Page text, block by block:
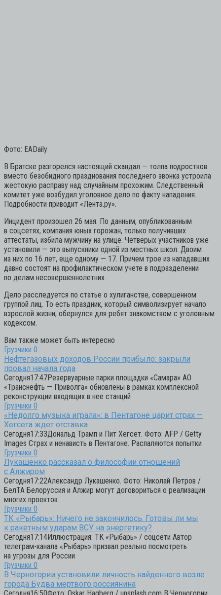
Фото: EADaily
В Братске разгорелся настоящий скандал — толпа подростков
вместо безобидного празднования последнего звонка устроила
жестокую расправу над случайным прохожим. Следственный
комитет уже возбудил уголовное дело по факту нападения.
Подробности приводит «Лента.ру».
Инцидент произошел 26 мая. По данным, опубликованным
в соцсетях, компания юных горожан, только получивших
аттестаты, избила мужчину на улице. Четверых участников уже
установили — это выпускники одной из местных школ. Двоим
из них по 16 лет, еще одному — 17. Причем трое из нападавших
давно состоят на профилактическом учете в подразделении
по делам несовершеннолетних.
Дело расследуется по статье о хулиганстве, совершенном
группой лиц. То есть праздник, который символизирует начало
взрослой жизни, обернулся для ребят знакомством с уголовным
кодексом.
Вам также может быть интересно
Грузчики 0
Нефтегазовых доходов России прибыло: закрыли
провал начала года
Сегодня17:47Резервуарные парки площадки «Самара» АО
«Транснефть — Приволга» обновлены в рамках комплексной
реконструкции входящих в нее станций
Грузчики 0
«Недолго музыка играла»: в Пентагоне царит страх —
Хегсета ждет отставка
Сегодня17:33Дональд Трамп и Пит Хегсет. Фото: AFP / Getty
Images Страх и ненависть в Пентагоне. Распаляются попытки
Грузчики 0
Лукашенко рассказал о философии отношений
с Алжиром
Сегодня17:22Александр Лукашенко. Фото: Николай Петров /
БелТА Белоруссия и Алжир могут договориться о реализации
многих проектов.
Грузчики 0
ТК «Рыбарь»: Ничего не закончилось. Готовы ли мы
к ракетным ударам ВСУ на энергетику?
Сегодня17:14Иллюстрация: ТК «Рыбарь» / соцсети Автор
телеграм-канала «Рыбарь» призвал реально посмотреть
на угрозы для России
Грузчики 0
В Черногории установили личность найденного возле
города Будва мертвого россиянина